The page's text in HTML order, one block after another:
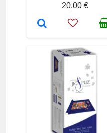
20,00 €